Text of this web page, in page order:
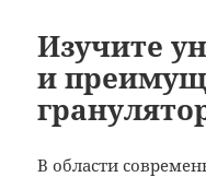
Изучите
и
В области